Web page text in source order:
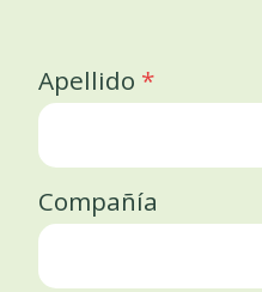
Apellido *
Compañía